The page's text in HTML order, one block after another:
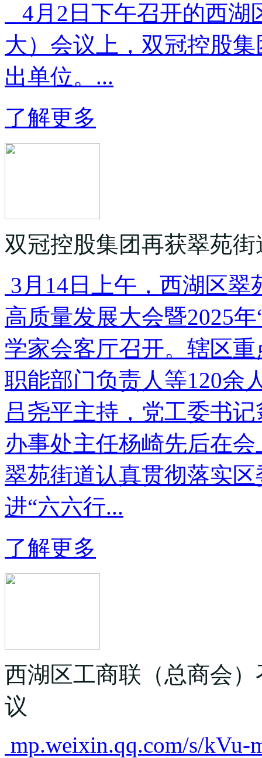
4月2日下午召开的西湖
大）会议上，双冠控股
出单位。...
了解更多
双冠控股集团再获翠苑
3月14日上午，西湖区翠
高质量发展大会暨2025
学家会客厅召开。辖区
职能部门负责人等120余
吕尧平主持，党工委书
办事处主任杨崎先后在
翠苑街道认真贯彻落实
进“六六行...
了解更多
西湖区工商联（总商会
议
mp.weixin.qq.com/s/